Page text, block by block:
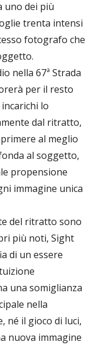
uno dei più
trenta intensi
fotografo che
nella 67ª Strada
per il resto
lo
dal ritratto,
al meglio
al soggetto,
propensione
immagine unica
del ritratto sono
più noti, Sight
di un essere
una somiglianza
nella
né il gioco di luci,
nuova immagine